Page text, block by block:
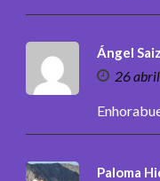
Ángel
26
Paloma